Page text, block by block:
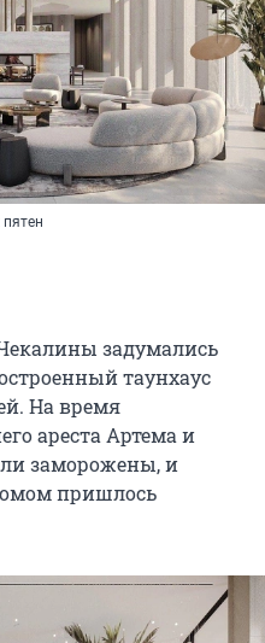
задумались
таунхаус
На время
ареста Артема и
заморожены, и
пришлось